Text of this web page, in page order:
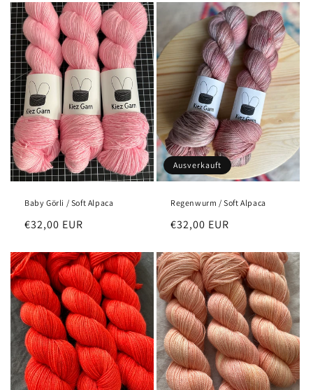
Baby Görli / Soft Alpaca
Normaler
€32,00 EUR
Ausverkauft
Regenwurm / Soft Alpaca
Normaler
€32,00 EUR